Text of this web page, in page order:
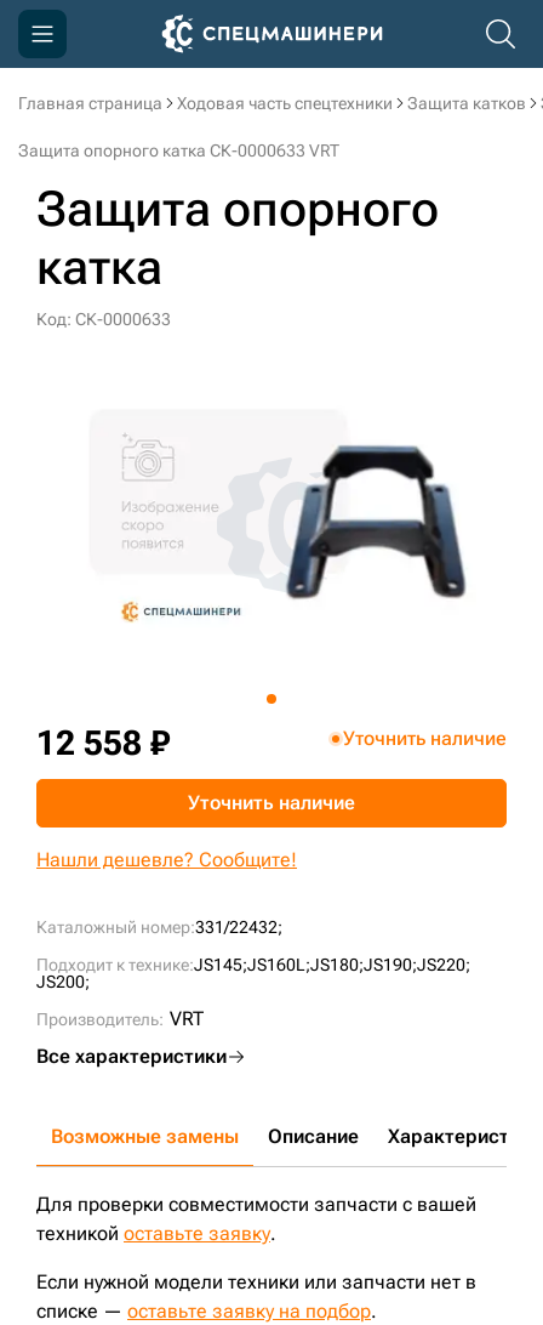
Главная страница Ходовая часть спецтехники Защита катков
Защита опорного катка СК-0000633 VRT
Защита опорного
катка
Код: СК-0000633
Каталожный номер:331/22432;
Подходит к технике:JS145;JS160L;JS180;JS190;JS220;
JS200;
Производитель: VRT
Все характеристики
12 558 ₽ Уточнить наличие
Уточнить наличие
Нашли дешевле? Сообщите!
Возможные замены Описание Характеристики
Для проверки совместимости запчасти с вашей
техникой оставьте заявку.
Если нужной модели техники или запчасти нет в
списке — оставьте заявку на подбор.
Компания
Доставка и оплата
Информация
Контакты
sksale@skdst.ru
+7 (499) 394-50-93